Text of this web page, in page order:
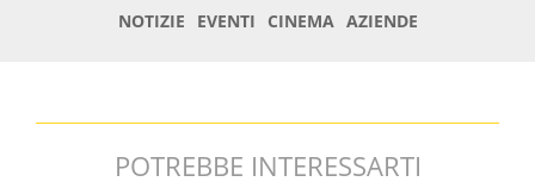
POTREBBE INTERESSARTI